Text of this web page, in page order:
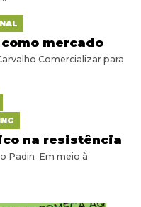
mercado
Comercializar para
na resistência
Padin Em meio à